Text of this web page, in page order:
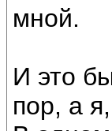
мной.
И это
пор, а